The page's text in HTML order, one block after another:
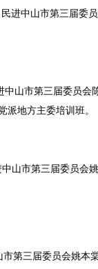
进中山市第三届委
山市第三届委员会
派地方主委培训班。
山市第三届委员会
第三届委员会姚本